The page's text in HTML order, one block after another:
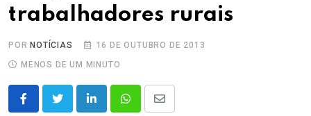
trabalhadores rurais
POR NOTÍCIAS
16 DE OUTUBRO DE 2013
MENOS DE UM MINUTO
LinkedInWhatsappShare